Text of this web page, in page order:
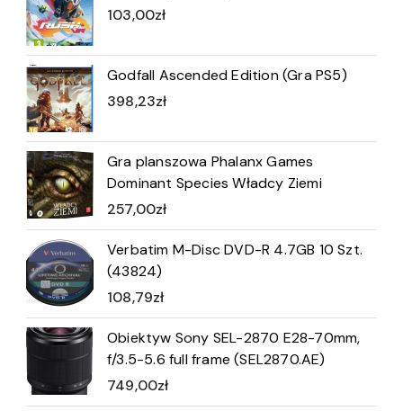
103,00zł
Godfall Ascended Edition (Gra PS5)
398,23zł
Gra planszowa Phalanx Games
Dominant Species Władcy Ziemi
257,00zł
Verbatim M-Disc DVD-R 4.7GB 10 Szt.
(43824)
108,79zł
Obiektyw Sony SEL-2870 E28-70mm,
f/3.5-5.6 full frame (SEL2870.AE)
749,00zł